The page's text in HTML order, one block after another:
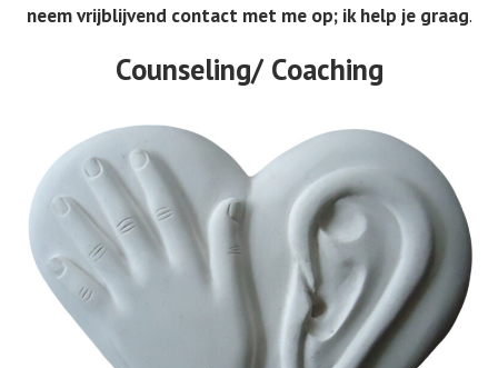
neem vrijblijvend contact met me op; ik help je graag.
Counseling/ Coaching